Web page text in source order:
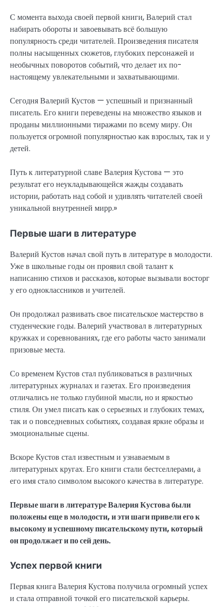
С момента выхода своей первой книги, Валерий стал
набирать обороты и завоевывать всё большую
популярность среди читателей. Произведения писателя
полны насыщенных сюжетов, глубоких персонажей и
необычных поворотов событий, что делает их по-
настоящему увлекательными и захватывающими.
Сегодня Валерий Кустов — успешный и признанный
писатель. Его книги переведены на множество языков и
проданы миллионными тиражами по всему миру. Он
пользуется огромной популярностью как взрослых, так и у
детей.
Путь к литературной славе Валерия Кустова — это
результат его неукладывающейся жажды создавать
истории, работать над собой и удивлять читателей своей
уникальной внутренней мирр.»
Первые шаги в литературе
Валерий Кустов начал свой путь в литературе в молодости.
Уже в школьные годы он проявил свой талант к
написанию стихов и рассказов, которые вызывали восторг
у его одноклассников и учителей.
Он продолжал развивать свое писательское мастерство в
студенческие годы. Валерий участвовал в литературных
кружках и соревнованиях, где его работы часто занимали
призовые места.
Со временем Кустов стал публиковаться в различных
литературных журналах и газетах. Его произведения
отличались не только глубиной мысли, но и яркостью
стиля. Он умел писать как о серьезных и глубоких темах,
так и о повседневных событиях, создавая яркие образы и
эмоциональные сцены.
Вскоре Кустов стал известным и узнаваемым в
литературных кругах. Его книги стали бестселлерами, а
его имя стало символом высокого качества в литературе.
Первые шаги в литературе Валерия Кустова были
положены еще в молодости, и эти шаги привели его к
высокому и успешному писательскому пути, который
он продолжает и по сей день.
Успех первой книги
Первая книга Валерия Кустова получила огромный успех
и стала отправной точкой его писательской карьеры.